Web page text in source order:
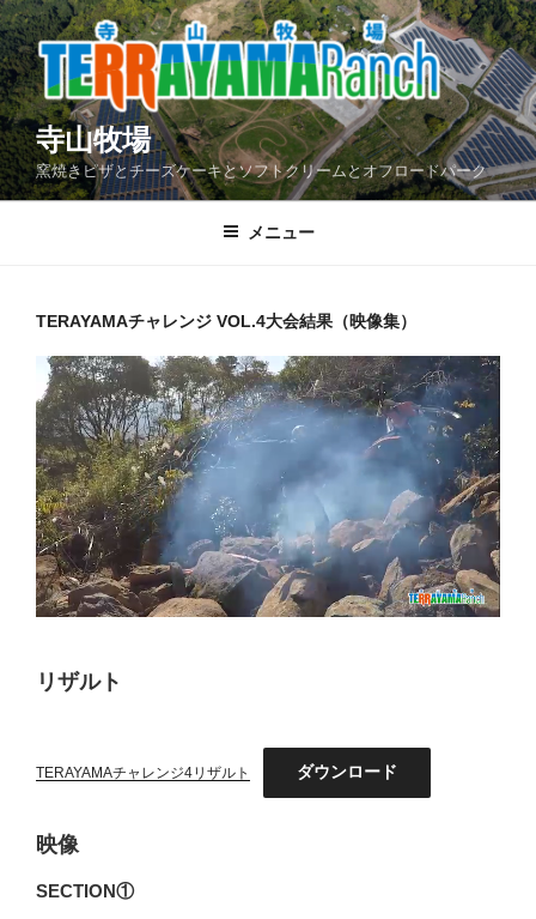
コ
ン
テ
ン
ツ
へ
ス
寺山牧場
窯焼きピザとチーズケーキとソフトクリームとオフロードパーク
メニュー
TERAYAMAチャレンジ VOL.4大会結果（映像集）
リザルト
TERAYAMAチャレンジ4リザルト ダウンロード
映像
SECTION①